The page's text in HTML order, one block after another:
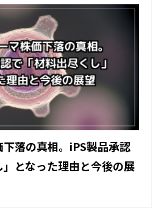
落の真相。iPS製品承認
となった理由と今後の展